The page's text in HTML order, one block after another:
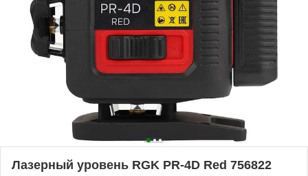
Лазерный уровень RGK PR-4D Red 756822